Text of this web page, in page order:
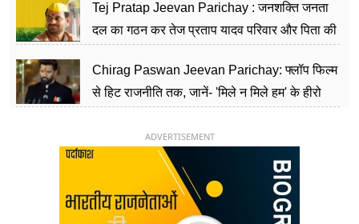
Tej Pratap Jeevan Parichay : जनशक्ति जनता
दल का गठन कर तेज प्रताप यादव परिवार और पिता की
Chirag Paswan Jeevan Parichay: फ्लॉप फिल्म
से हिट राजनीति तक, जानें- 'मिले न मिले हम' के हीरो
ADVERTISEMENT